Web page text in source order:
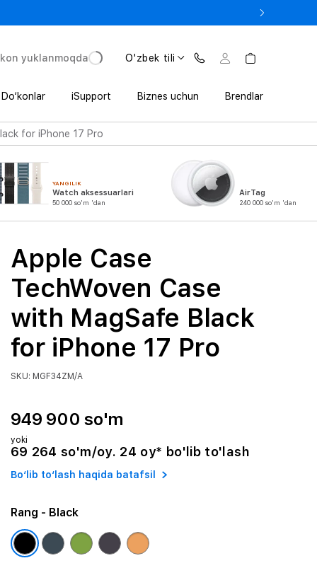
yuklanmoqda O'zbek tili
Do‘konlar iSupport Biznes uchun Brendlar
for iPhone 17 Pro
YANGILIK
Watch aksessuarlari
50 000 so'm 'dan
AirTag
240 000 so'm 'dan
Apple Case
TechWoven Case
with MagSafe Black
for iPhone 17 Pro
SKU: MGF34ZM/A
949 900 so'm
yoki
69 264 so'm/oy. 24 oy* bo'lib to'lash
Bo‘lib to‘lash haqida batafsil
Rang - Black